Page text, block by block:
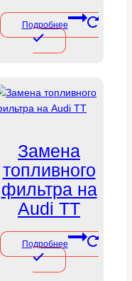
Подробнее
Замена
топливного
фильтра на
Audi TT
Подробнее